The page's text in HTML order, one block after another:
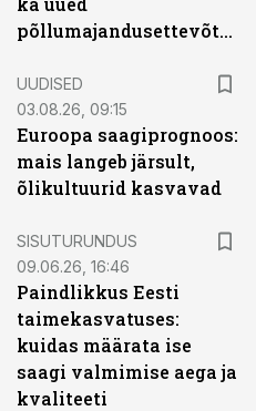
põllumajandusettevõtted
UUDISED
03.08.26, 09:15
Euroopa saagiprognoos:
mais langeb järsult,
õlikultuurid kasvavad
SISUTURUNDUS
09.06.26, 16:46
Paindlikkus Eesti
taimekasvatuses:
kuidas määrata ise
saagi valmimise aega ja
kvaliteeti